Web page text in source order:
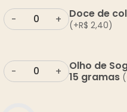
- + Doce de
(+R$ 2,40)
- +
Olho de
15 gramas